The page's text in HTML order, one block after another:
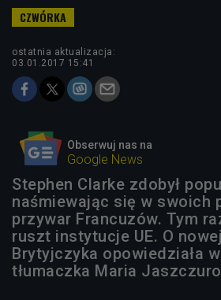
ostatnia aktualizacja:
03.01.2017 15:41
Obserwuj nas na
Google News
Stephen Clarke zdobył
naśmiewając się w swoich
przywar Francuzów. Tym
ruszt instytucje UE. O
Brytyjczyka opowiedziała
tłumaczka Maria